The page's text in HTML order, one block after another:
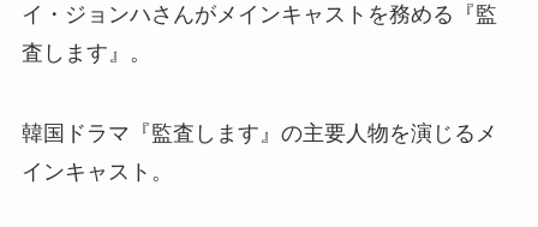
イ・ジョンハさんがメインキャストを務める『監
査します』。
韓国ドラマ『監査します』の主要人物を演じるメ
インキャスト。